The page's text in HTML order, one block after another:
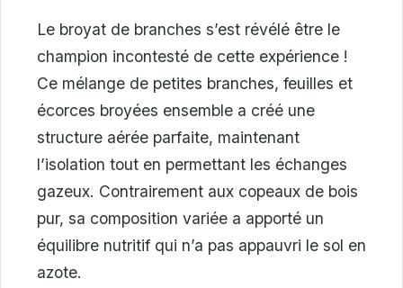
Le broyat de branches s’est révélé être le
champion incontesté de cette expérience !
Ce mélange de petites branches, feuilles et
écorces broyées ensemble a créé une
structure aérée parfaite, maintenant
l’isolation tout en permettant les échanges
gazeux. Contrairement aux copeaux de bois
pur, sa composition variée a apporté un
équilibre nutritif qui n’a pas appauvri le sol en
azote.